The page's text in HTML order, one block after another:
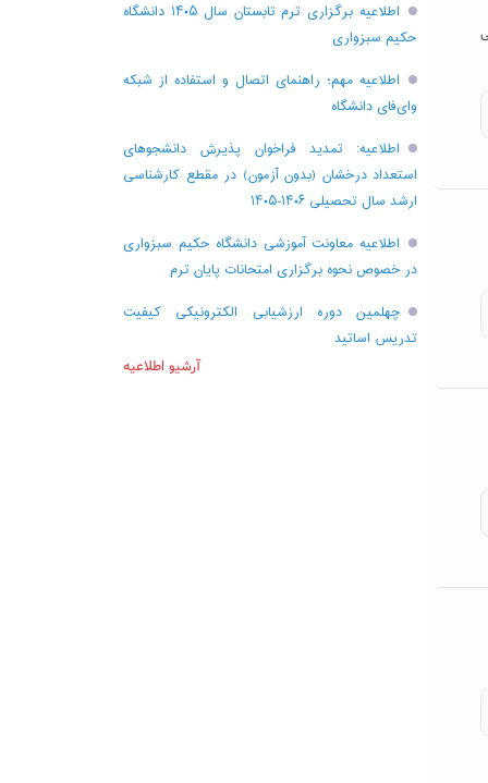
اطلاعیه برگزاری ترم تابستان سال ۱۴۰۵ دانشگاه
حکیم سبزواری
اطلاعیه مهم؛ راهنمای اتصال و استفاده از شبکه
وای‌فای دانشگاه
اطلاعیه: تمدید فراخوان پذیرش دانشجو‌های
استعداد درخشان (بدون آزمون) در مقطع کارشناسی
ارشد سال تحصیلی ۱۴۰۶-۱۴۰۵
اطلاعیه معاونت آموزشی دانشگاه حکیم سبزواری
در خصوص نحوه برگزاری امتحانات پایان ترم
چهلمین دوره ارزشیابی الکترونیکی کیفیت
تدریس اساتید
آرشیو اطلاعیه